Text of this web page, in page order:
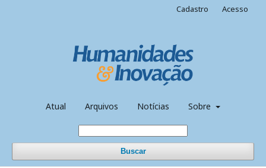
Atual Arquivos Notícias Sobre
Buscar
Cadastro Acesso